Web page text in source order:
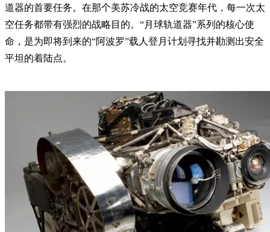
道器的首要任务。在那个美苏冷战的太空竞赛年代，每一次太
空任务都带有强烈的战略目的。“月球轨道器”系列的核心使
命，是为即将到来的“阿波罗”载人登月计划寻找并勘测出安全
平坦的着陆点。